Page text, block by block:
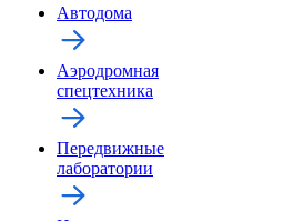
Автодома
Аэродромная
спецтехника
Передвижные
лаборатории